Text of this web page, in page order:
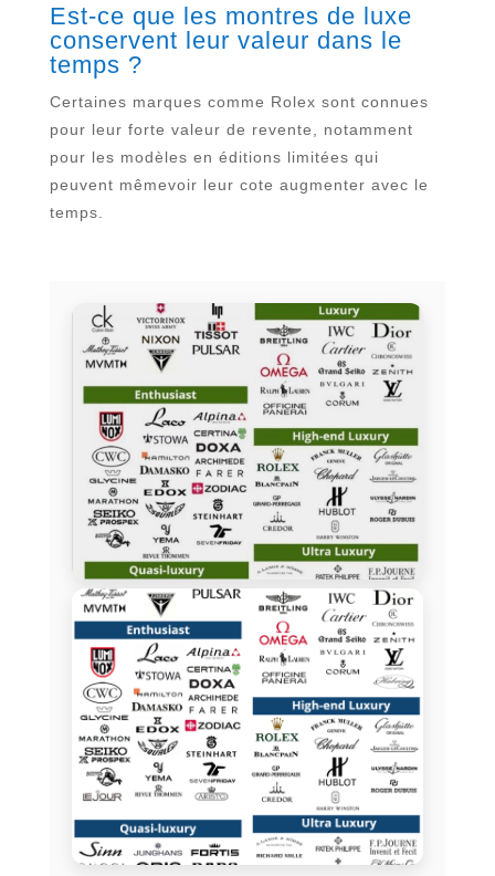
Est-ce que les montres de luxe
conservent leur valeur dans le
temps ?
Certaines marques comme Rolex sont connues
pour leur forte valeur de revente, notamment
pour les modèles en éditions limitées qui
peuvent mêmevoir leur cote augmenter avec le
temps.